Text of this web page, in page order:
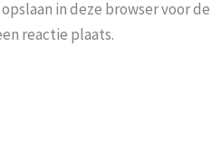
in deze browser voor de
reactie plaats.